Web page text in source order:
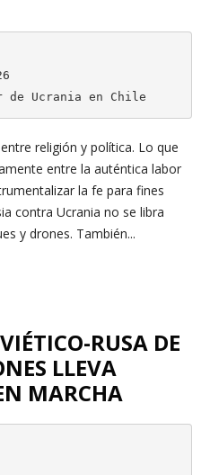
de Ucrania en Chile
religión y política. Lo que
entre la auténtica labor
la fe para fines
contra Ucrania no se libra
y drones. También...
RUSA DE
LLEVA
MARCHA